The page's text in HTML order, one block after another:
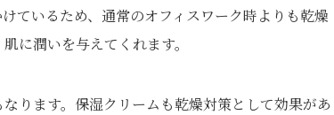
ているため、通常のオフィスワーク時よりも乾燥
に潤いを与えてくれます。
ります。保湿クリームも乾燥対策として効果があ